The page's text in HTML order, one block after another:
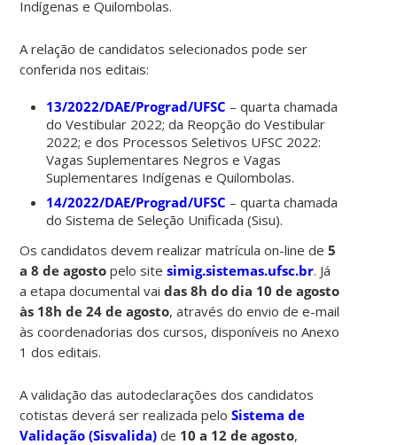
Indígenas e Quilombolas.
A relação de candidatos selecionados pode ser
conferida nos editais:
13/2022/DAE/Prograd/UFSC – quarta chamada
do Vestibular 2022; da Reopção do Vestibular
2022; e dos Processos Seletivos UFSC 2022:
Vagas Suplementares Negros e Vagas
Suplementares Indígenas e Quilombolas.
14/2022/DAE/Prograd/UFSC – quarta chamada
do Sistema de Seleção Unificada (Sisu).
Os candidatos devem realizar matrícula on-line de5
a 8 de agosto pelo sitesimig.sistemas.ufsc.br. Já
a etapa documental vaidas 8h do dia 10 de agosto
às 18h de 24 de agosto, através do envio de e-mail
às coordenadorias dos cursos, disponíveis no Anexo
1 dos editais.
A validação das autodeclarações dos candidatos
cotistas deverá ser realizada peloSistema de
Validação (Sisvalida) de 10 a 12 de agosto,